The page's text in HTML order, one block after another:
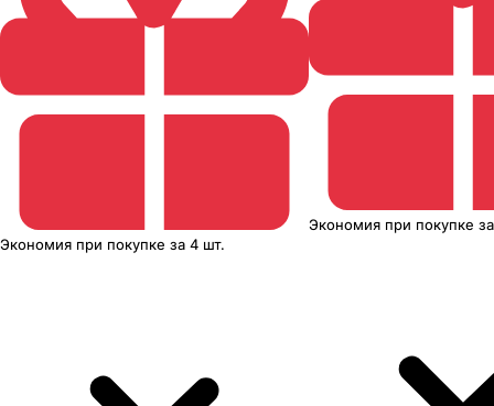
Экономия при покупке за 4 шт.
Экономия при покупке